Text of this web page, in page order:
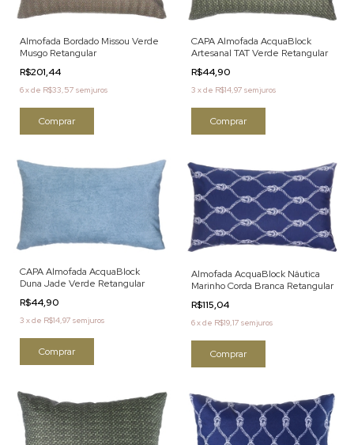
Almofada Bordado Missou Verde
Musgo Retangular
R$201,44
6xde R$33,57 sem juros
CAPA Almofada AcquaBlock
Artesanal TAT Verde Retangular
R$44,90
3 xde R$14,97 sem juros
CAPA Almofada AcquaBlock
Duna Jade Verde Retangular
R$44,90
3 xde R$14,97 sem juros
Almofada AcquaBlock Náutica
Marinho Corda Branca Retangular
R$115,04
6xde R$19,17 sem juros